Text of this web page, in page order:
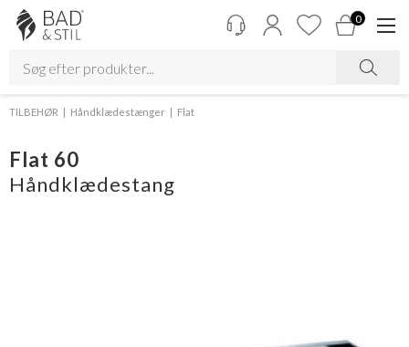
0
TILBEHØR Håndklædestænger Flat
Flat 60
Håndklædestang